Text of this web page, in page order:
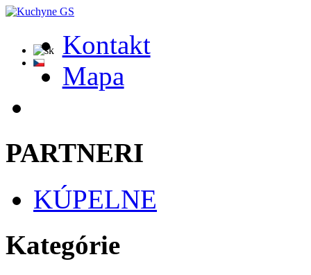
Kontakt
Mapa
PARTNERI
KÚPELNE
Kategórie